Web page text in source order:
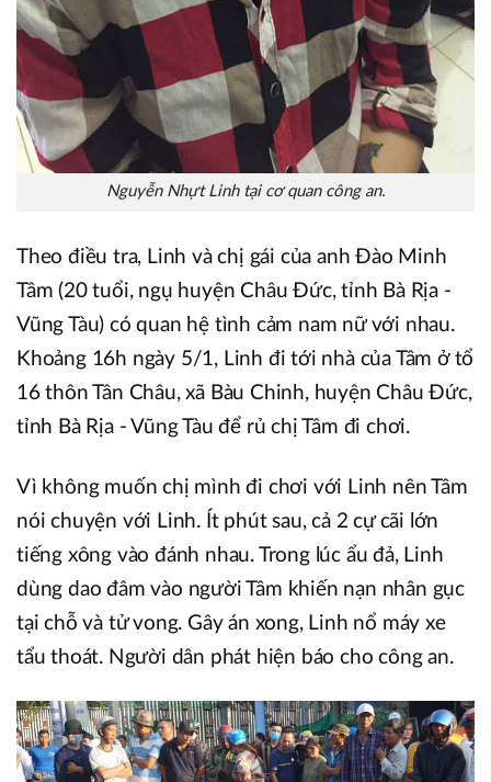
Nguyễn Nhựt Linh tại cơ quan công an.
Theo điều tra, Linh và chị gái của anh Đào Minh
Tâm (20 tuổi, ngụ huyện Châu Đức, tỉnh Bà Rịa -
Vũng Tàu) có quan hệ tình cảm nam nữ với nhau.
Khoảng 16h ngày 5/1, Linh đi tới nhà của Tâm ở tổ
16 thôn Tân Châu, xã Bàu Chinh, huyện Châu Đức,
tỉnh Bà Rịa - Vũng Tàu để rủ chị Tâm đi chơi.
Vì không muốn chị mình đi chơi với Linh nên Tâm
nói chuyện với Linh. Ít phút sau, cả 2 cự cãi lớn
tiếng xông vào đánh nhau. Trong lúc ẩu đả, Linh
dùng dao đâm vào người Tâm khiến nạn nhân gục
tại chỗ và tử vong. Gây án xong, Linh nổ máy xe
tẩu thoát. Người dân phát hiện báo cho công an.